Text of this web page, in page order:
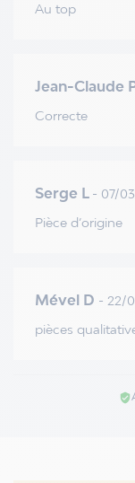
Au top
Jean-Claude
Correcte
Serge L - 07/
Pièce d’origine
Mével D - 22/
pièces
verified_user